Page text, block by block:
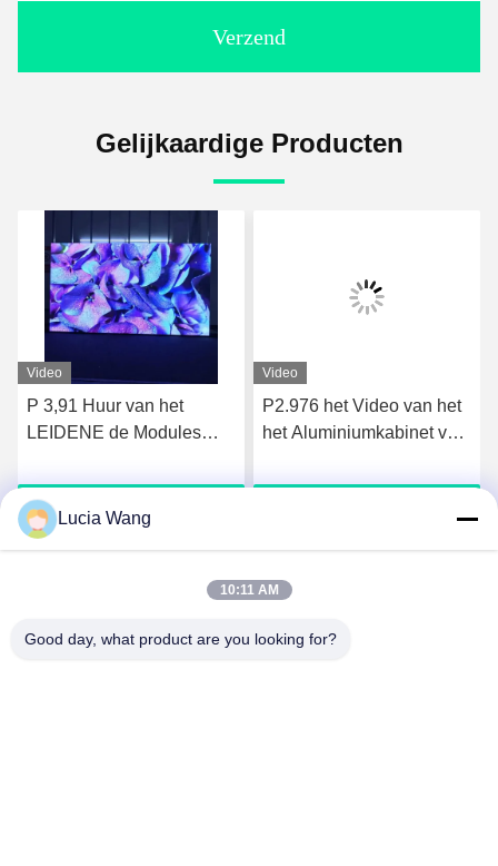
Verzend
Gelijkaardige Producten
Video
P 3,91 Huur van het
LEIDENE de Modules
Vertoningsscherm
Krijg Beste Prijs
Video
P2.976 het Video van het
het Aluminiumkabinet van
Gegoten Binnen Geleide
Lucia Wang
10:11 AM
Good day, what product are you looking for?